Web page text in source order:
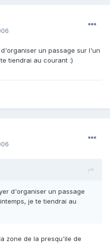
un passage sur l'un
tiendrai au courant :)
d'organiser un passage
je te tiendrai au
zone de la presqu'ile de